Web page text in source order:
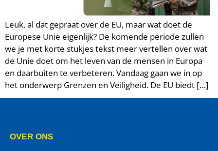
Leuk, al dat gepraat over de EU, maar wat doet de
Europese Unie eigenlijk? De komende periode zullen
we je met korte stukjes tekst meer vertellen over wat
de Unie doet om het leven van de mensen in Europa
en daarbuiten te verbeteren. Vandaag gaan we in op
het onderwerp Grenzen en Veiligheid. De EU biedt […]
OVER ONS